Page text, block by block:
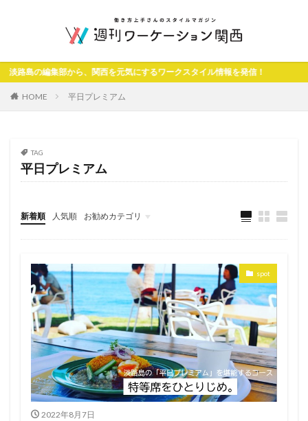
島の編集部から、関西を元気にするワークスタイル情報を発信！
HOME 平日プレミアム
TAG
平日プレミアム
新着順 人気順 お勧めカテゴリ
未分類
spot
2022年8月7日